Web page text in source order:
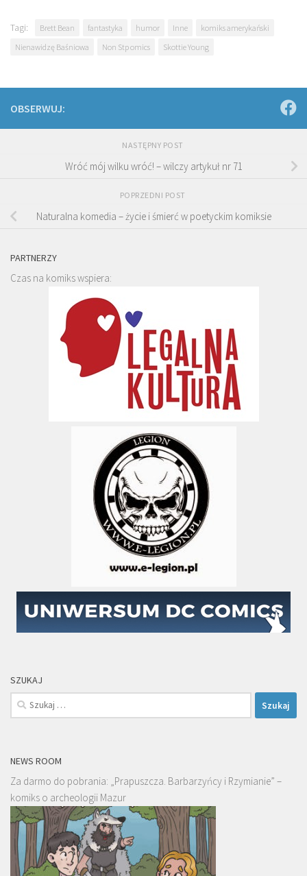
Tagi: Brett Bean fantastyka humor Inne
komiks amerykański
Nienawidzę Baśniowa
Non Stp omics Skottie Young
OBSERWUJ:
NASTĘPNY POST
Wróć mój wilku wróć! – wilczy artykuł nr 71
POPRZEDNI POST
Naturalna komedia – życie i śmierć w poetyckim komiksie
PARTNERZY
Czas na komiks wspiera:
SZUKAJ
Szukaj:
NEWS ROOM
Za darmo do pobrania: „Prapuszcza. Barbarzyńcy i Rzymianie” –
komiks o archeologii Mazur